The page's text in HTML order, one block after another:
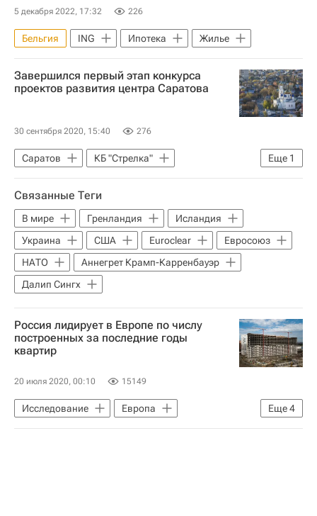
5 декабря 2022, 17:32 226
Бельгия ING Ипотека Жилье
Завершился первый этап конкурса
проектов развития центра Саратова
30 сентября 2020, 15:40 276
Еще 1
Саратов
КБ "Стрелка"
Городская среда
Связанные Теги
В мире Гренландия
Исландия
Украина
США Euroclear
Евросоюз
НАТО
Аннегрет Крамп-Карренбауэр
Далип Сингх
Россия лидирует в Европе по числу
построенных за последние годы
квартир
20 июля 2020, 00:10 15149
Еще4
Исследование
Европа
РИА Рейтинг
Жилье